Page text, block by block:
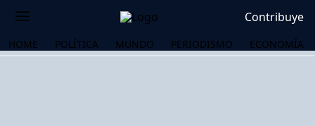
Contribuye
HOME POLÍTICA MUNDO PERIODISMO ECONOMÍA